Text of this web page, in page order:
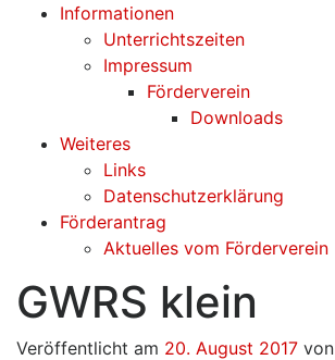
Informationen
Unterrichtszeiten
Impressum
Förderverein
Downloads
Weiteres
Links
Datenschutzerklärung
Förderantrag
Aktuelles vom Förderverein
GWRS klein
Veröffentlicht am 20. August 2017 von